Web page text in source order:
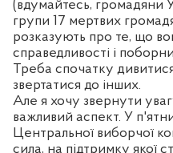
(вдумайтесь, громадяни
групи 17 мертвих
розказують про те, що
справедливості і
Треба спочатку
звертатися до інших.
Але я хочу звернути
важливий аспект. У
Центральної виборчої
сила, на підтримку якої